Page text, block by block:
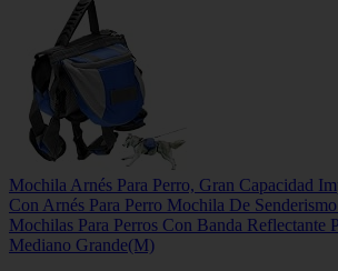
Mochila Arnés Para Perro, Gran Capacidad
Con Arnés Para Perro Mochila De
Mochilas Para Perros Con Banda Reflectante
Mediano Grande(M)